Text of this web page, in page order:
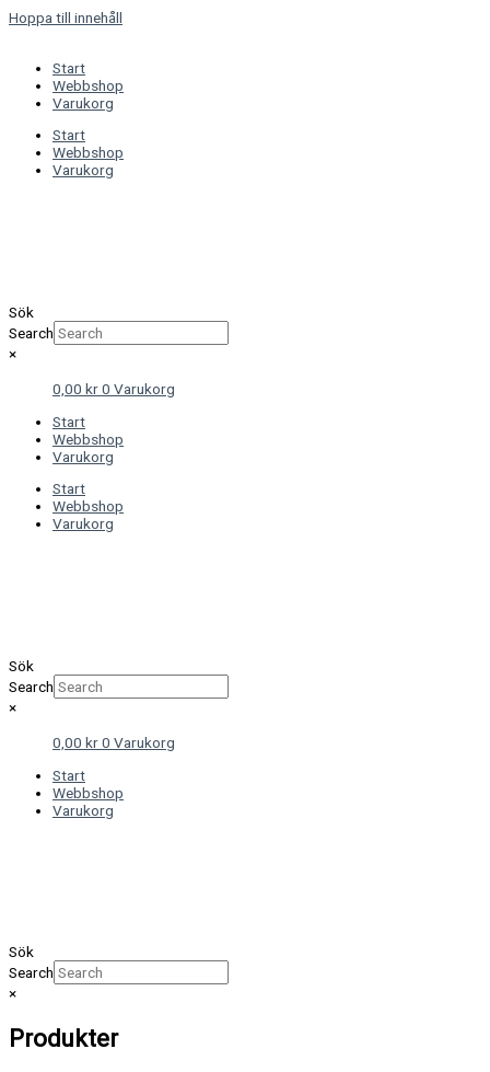
Hoppa till innehåll
Start
Webbshop
Varukorg
Start
Webbshop
Varukorg
Sök
Search
×
0,00 kr0 Varukorg
Start
Webbshop
Varukorg
Start
Webbshop
Varukorg
Sök
Search
×
0,00 kr0 Varukorg
Start
Webbshop
Varukorg
Sök
Search
×
Produkter